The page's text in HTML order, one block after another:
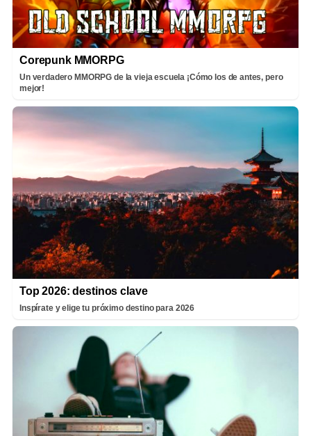
Corepunk MMORPG
Un verdadero MMORPG de la vieja escuela ¡Cómo los de antes, pero
mejor!
Top 2026: destinos clave
Inspírate y elige tu próximo destino para 2026